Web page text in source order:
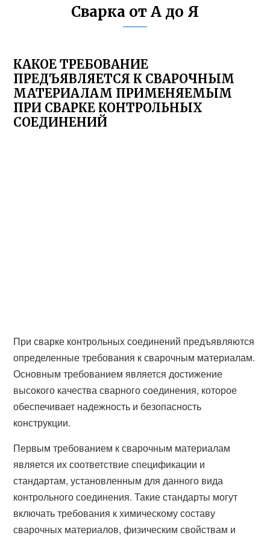
Сварка от А до Я
КАКОЕ ТРЕБОВАНИЕ
ПРЕДЪЯВЛЯЕТСЯ К СВАРОЧНЫМ
МАТЕРИАЛАМ ПРИМЕНЯЕМЫМ
ПРИ СВАРКЕ КОНТРОЛЬНЫХ
СОЕДИНЕНИЙ
При сварке контрольных соединений предъявляются
определенные требования к сварочным материалам.
Основным требованием является достижение
высокого качества сварного соединения, которое
обеспечивает надежность и безопасность
конструкции.
Первым требованием к сварочным материалам
является их соответствие спецификации и
стандартам, установленным для данного вида
контрольного соединения. Такие стандарты могут
включать требования к химическому составу
сварочных материалов, физическим свойствам и